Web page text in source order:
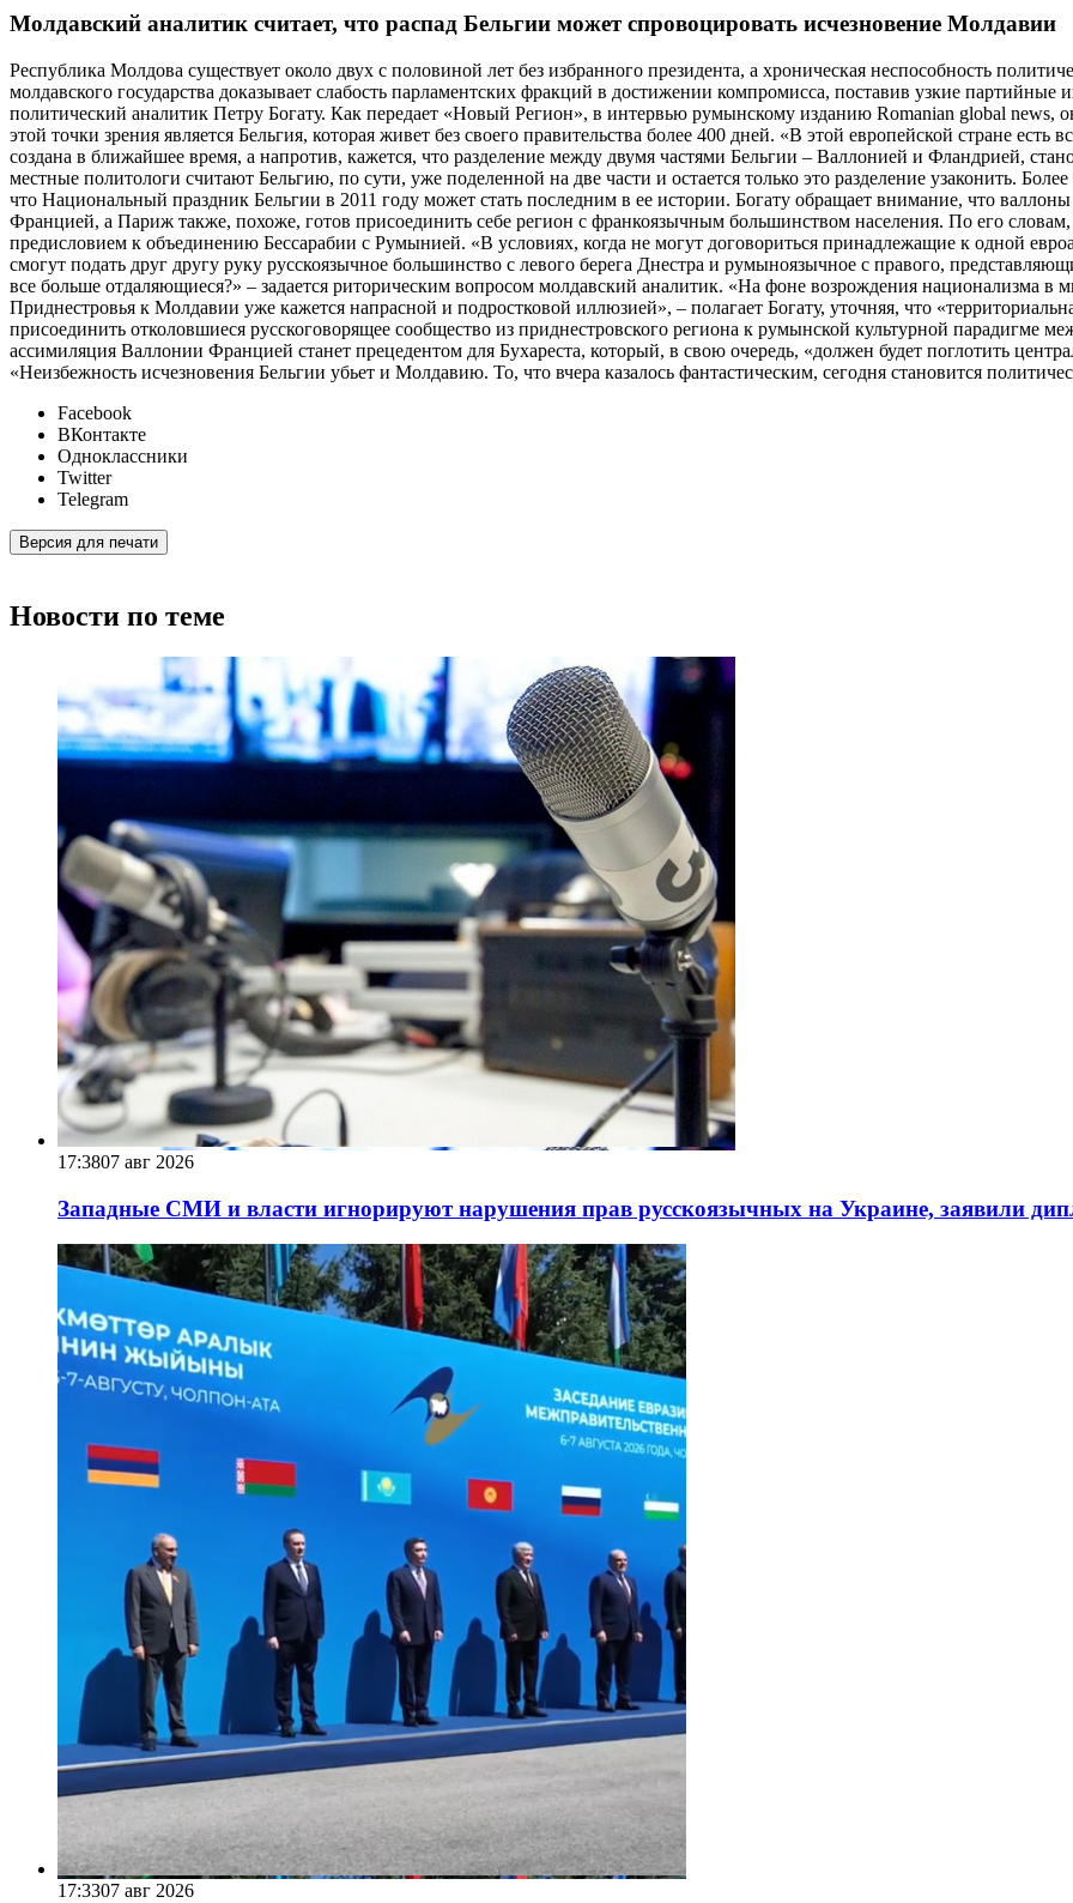
Молдавский аналитик считает, что распад Бельгии может спровоцировать исчезновение Молдавии
Республика Молдова существует около двух с половиной лет без избранного президента, а хроническая неспособность
молдавского государства доказывает слабость парламентских фракций в достижении компромисса, поставив узкие
политический аналитик Петру Богату. Как передает «Новый Регион», в интервью румынскому изданию Romanian global news,
этой точки зрения является Бельгия, которая живет без своего правительства более 400 дней. «В этой европейской стране
создана в ближайшее время, а напротив, кажется, что разделение между двумя частями Бельгии – Валлонией и Фландрией,
местные политологи считают Бельгию, по сути, уже поделенной на две части и остается только это разделение узаконить.
что Национальный праздник Бельгии в 2011 году может стать последним в ее истории. Богату обращает внимание, что
Францией, а Париж также, похоже, готов присоединить себе регион с франкоязычным большинством населения. По его
предисловием к объединению Бессарабии с Румынией. «В условиях, когда не могут договориться принадлежащие к одной
смогут подать друг другу руку русскоязычное большинство с левого берега Днестра и румыноязычное с правого,
все больше отдаляющиеся?» – задается риторическим вопросом молдавский аналитик. «На фоне возрождения национализма в
Приднестровья к Молдавии уже кажется напрасной и подростковой иллюзией», – полагает Богату, уточняя, что
присоединить отколовшиеся русскоговорящее сообщество из приднестровского региона к румынской культурной парадигме
ассимиляция Валлонии Францией станет прецедентом для Бухареста, который, в свою очередь, «должен будет поглотить
«Неизбежность исчезновения Бельгии убьет и Молдавию. То, что вчера казалось фантастическим, сегодня становится
Facebook
ВКонтакте
Одноклассники
Twitter
Telegram
Версия для печати
Новости по теме
17:3807 авг 2026
Западные СМИ и власти игнорируют нарушения прав русскоязычных на Украине, заявили
17:3307 авг 2026